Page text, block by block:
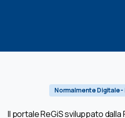
Normalmente Digitale -
Il portale ReGiS sviluppato